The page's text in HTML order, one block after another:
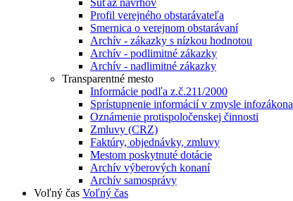
Súťaž návrhov
Profil verejného obstarávateľa
Smernica o verejnom obstarávaní
Archív - zákazky s nízkou hodnotou
Archív - podlimitné zákazky
Archív - nadlimitné zákazky
Transparentné mesto
Informácie podľa z.č.211/2000
Sprístupnenie informácií v zmysle infozákona
Oznámenie protispoločenskej činnosti
Zmluvy (CRZ)
Faktúry, objednávky, zmluvy
Mestom poskytnuté dotácie
Archív výberových konaní
Archív samosprávy
Voľný čas Voľný čas